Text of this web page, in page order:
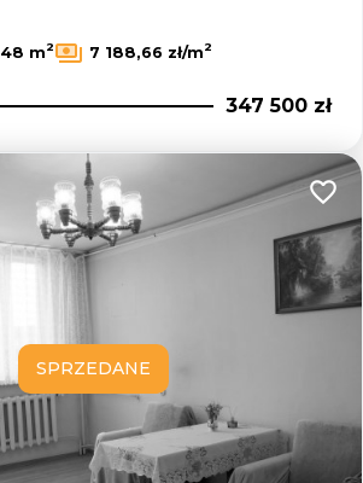
48 m2 7 188,66 zł/m2
347 500 zł
SPRZEDANE